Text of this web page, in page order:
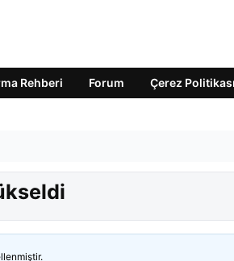
Rehberi Forum Çerez Politikası